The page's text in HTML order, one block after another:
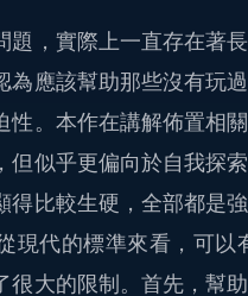
題，實際上一直存在著
為應該幫助那些沒有玩
性。本作在講解佈置相
但似乎更偏向於自我探
得比較生硬，全部都是
現代的標準來看，可
很大的限制。首先，幫